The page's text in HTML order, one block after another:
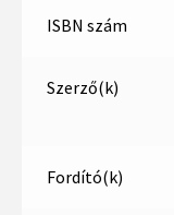
ISBN szám
Szerző(k)
Fordító(k)